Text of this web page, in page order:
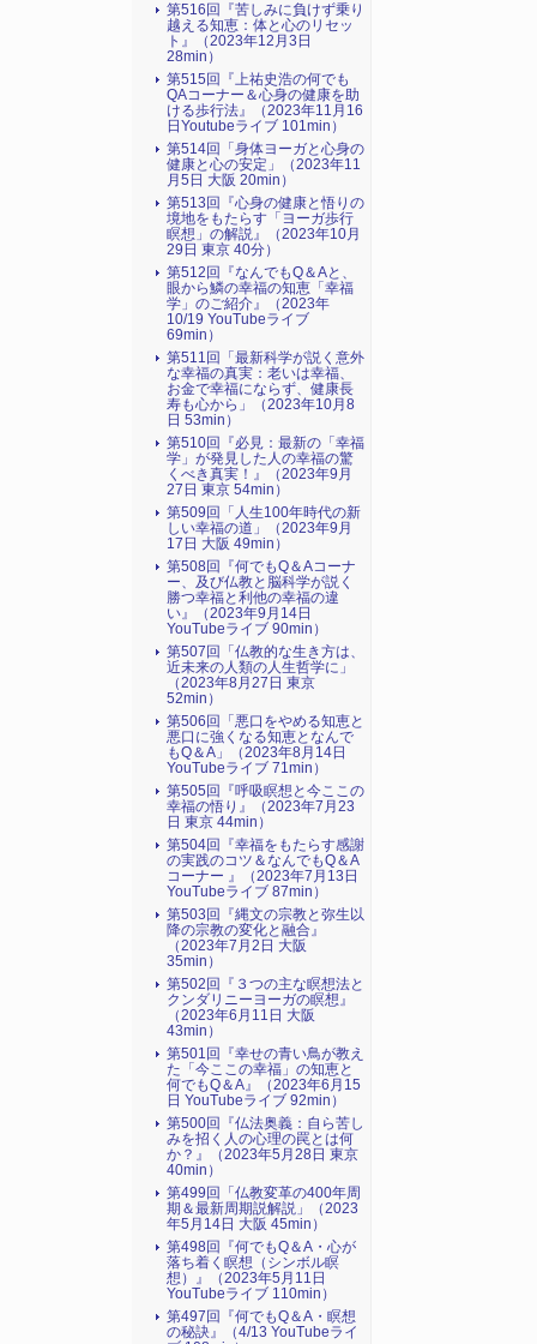
第516回『苦しみに負けず乗り
越える知恵：体と心のリセッ
ト』（2023年12月3日
28min）
第515回『上祐史浩の何でも
QAコーナー＆心身の健康を助
ける歩行法』（2023年11月16
日Youtubeライブ 101min）
第514回「身体ヨーガと心身の
健康と心の安定」（2023年11
月5日 大阪 20min）
第513回『心身の健康と悟りの
境地をもたらす「ヨーガ歩行
瞑想」の解説』（2023年10月
29日 東京 40分）
第512回『なんでもQ＆Aと、
眼から鱗の幸福の知恵「幸福
学」のご紹介』（2023年
10/19 YouTubeライブ
69min）
第511回「最新科学が説く意外
な幸福の真実：老いは幸福、
お金で幸福にならず、健康長
寿も心から」（2023年10月8
日 53min）
第510回『必見：最新の「幸福
学」が発見した人の幸福の驚
くべき真実！』（2023年9月
27日 東京 54min）
第509回「人生100年時代の新
しい幸福の道」（2023年9月
17日 大阪 49min）
第508回『何でもQ＆Aコーナ
ー、及び仏教と脳科学が説く
勝つ幸福と利他の幸福の違
い』（2023年9月14日
YouTubeライブ 90min）
第507回「仏教的な生き方は、
近未来の人類の人生哲学に」
（2023年8月27日 東京
52min）
第506回「悪口をやめる知恵と
悪口に強くなる知恵となんで
もQ＆A」（2023年8月14日
YouTubeライブ 71min）
第505回『呼吸瞑想と今ここの
幸福の悟り』（2023年7月23
日 東京 44min）
第504回『幸福をもたらす感謝
の実践のコツ＆なんでもQ＆A
コーナー 』（2023年7月13日
YouTubeライブ 87min）
第503回『縄文の宗教と弥生以
降の宗教の変化と融合』
（2023年7月2日 大阪
35min）
第502回『３つの主な瞑想法と
クンダリニーヨーガの瞑想』
（2023年6月11日 大阪
43min）
第501回『幸せの青い鳥が教え
た「今ここの幸福」の知恵と
何でもQ＆A』（2023年6月15
日 YouTubeライブ 92min）
第500回『仏法奥義：自ら苦し
みを招く人の心理の罠とは何
か？』（2023年5月28日 東京
40min）
第499回「仏教変革の400年周
期＆最新周期説解説」（2023
年5月14日 大阪 45min）
第498回『何でもQ＆A・心が
落ち着く瞑想（シンボル瞑
想）』（2023年5月11日
YouTubeライブ 110min）
第497回『何でもQ＆A・瞑想
の秘訣』（4/13 YouTubeライ